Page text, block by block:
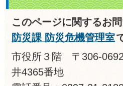
このページに関するお
防災課 防災危機管理室
市役所３階 〒306-
井4365番地